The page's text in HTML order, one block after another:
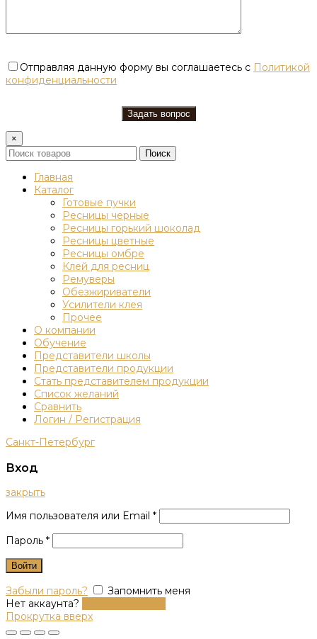
Отправляя данную форму вы соглашаетесь с Политикой
конфиденциальности
×
Поиск
Главная
Каталог
Готовые пучки
Ресницы черные
Ресницы горький шоколад
Ресницы цветные
Ресницы омбре
Клей для ресниц
Ремуверы
Обезжириватели
Усилители клея
Прочее
О компании
Обучение
Представители школы
Представители продукции
Стать представителем продукции
Список желаний
Сравнить
Логин / Регистрация
Санкт-Петербург
Вход
закрыть
Имя пользователя или Email *
Пароль *
Войти
Забыли пароль?
Запомнить меня
Нет аккаунта?
Прокрутка вверх